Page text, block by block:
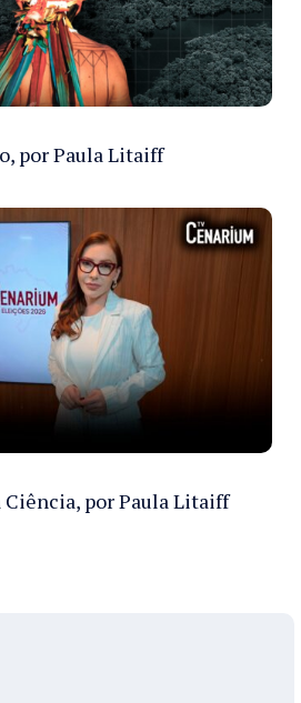
por Paula Litaiff
por Paula Litaiff